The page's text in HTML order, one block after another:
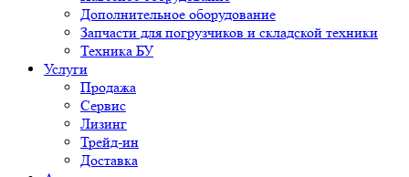
Дополнительное оборудование
Запчасти для погрузчиков и складской техники
Техника БУ
Услуги
Продажа
Сервис
Лизинг
Трейд-ин
Доставка